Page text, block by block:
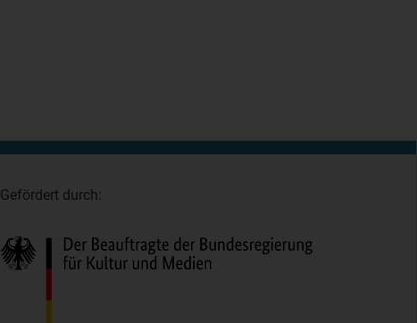
Gefördert durch: